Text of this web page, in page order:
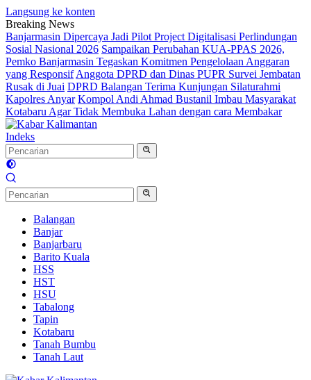
Langsung ke konten
Breaking News
Banjarmasin Dipercaya Jadi Pilot Project Digitalisasi Perlindungan
Sosial Nasional 2026 Sampaikan Perubahan KUA-PPAS 2026,
Pemko Banjarmasin Tegaskan Komitmen Pengelolaan Anggaran
yang Responsif Anggota DPRD dan Dinas PUPR Survei Jembatan
Rusak di Juai DPRD Balangan Terima Kunjungan Silaturahmi
Kapolres Anyar Kompol Andi Ahmad Bustanil Imbau Masyarakat
Kotabaru Agar Tidak Membuka Lahan dengan cara Membakar
Indeks
Balangan
Banjar
Banjarbaru
Barito Kuala
HSS
HST
HSU
Tabalong
Tapin
Kotabaru
Tanah Bumbu
Tanah Laut